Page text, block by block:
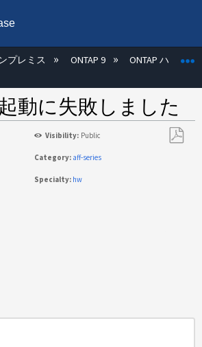
層を展開/折りたたむ
プレミス ONTAP 9 ONTAP ハード
動に失敗しました
Visibility: Public
Category: aff-series
Specialty: hw